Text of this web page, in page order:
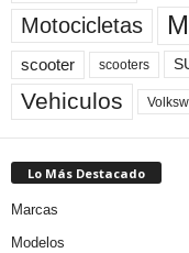
Motocicletas
scooter scooters
Vehiculos
Lo Más Destacado
Marcas
Modelos